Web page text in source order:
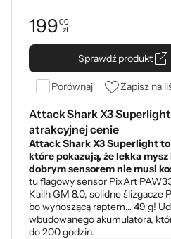
Cena: 199,00 zł
19900
zł
Sprawdź produkt
Porównaj Zapisz na
Attack Shark X3
atrakcyjnej cenie
Attack Shark X3 Superlight
które pokazują, że lekka
dobrym sensorem nie musi
tu flagowy sensor PixArt
Kailh GM 8.0, solidne ślizgacze
bo wynoszącą raptem… 49 g!
wbudowanego akumulatora,
do 200 godzin.